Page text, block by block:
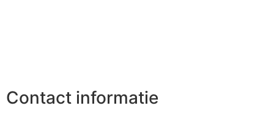
Contact informatie